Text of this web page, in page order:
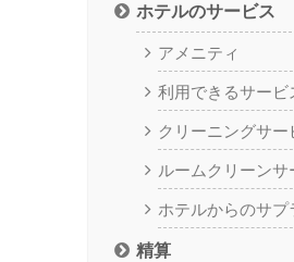
ホテルのサービス
アメニティ
利用できるサービ
クリーニングサー
ルームクリーンサ
ホテルからのサプ
精算